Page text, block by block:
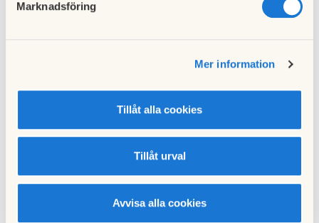
Marknadsföring
Mer information
Tillåt alla cookies
Tillåt urval
Avvisa alla cookies
Om föreningsstämman hålls vid en annan tidpunkt än det
annan bostadsrättsförening måste skriftlig kallelse sändas
till alla medlemmar under deras senast kända adress.
FORMALISERAD DAGORDNING
Föreningsstämman är mycket formellt upplagd.
Dagordningen finns angiven i stadgarna. Förenings-
inledningen då bland annat mötesord förande väljs.